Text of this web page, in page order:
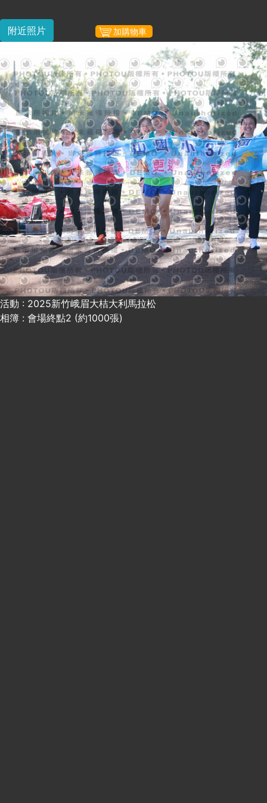
附近照片 加購物車
活動 : 2025新竹峨眉大桔大利馬拉松
相簿 : 會場終點2 (約1000張)